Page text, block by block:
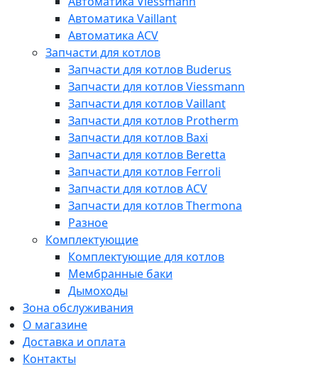
Автоматика Vaillant
Автоматика ACV
Запчасти для котлов
Запчасти для котлов Buderus
Запчасти для котлов Viessmann
Запчасти для котлов Vaillant
Запчасти для котлов Protherm
Запчасти для котлов Baxi
Запчасти для котлов Beretta
Запчасти для котлов Ferroli
Запчасти для котлов ACV
Запчасти для котлов Thermona
Разное
Комплектующие
Комплектующие для котлов
Мембранные баки
Дымоходы
Зона обслуживания
О магазине
Доставка и оплата
Контакты